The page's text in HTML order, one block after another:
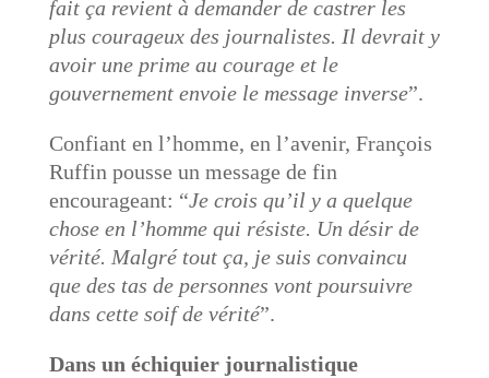
fait ça revient à demander de castrer les
plus courageux des journalistes. Il devrait y
avoir une prime au courage et le
gouvernement envoie le message inverse”.
Confiant en l’homme, en l’avenir, François
Ruffin pousse un message de fin
encourageant: “Je crois qu’il y a quelque
chose en l’homme qui résiste. Un désir de
vérité. Malgré tout ça, je suis convaincu
que des tas de personnes vont poursuivre
dans cette soif de vérité”.
Dans un échiquier journalistique